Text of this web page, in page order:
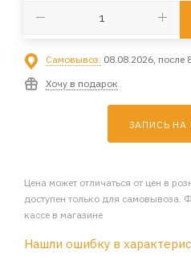
Самовывоз: 08.08.2026, после
Хочу в подарок
ЗАПИСЬ НА
Цена может отличаться от цен в
доступен только для самовывоза.
кассе в магазине
Нашли ошибку в